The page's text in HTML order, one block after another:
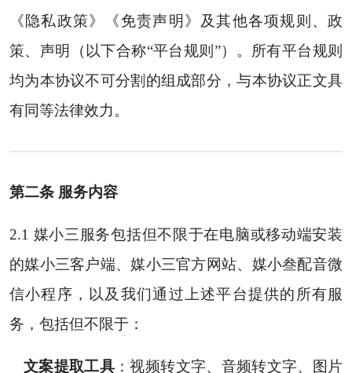
《隐私政策》《免责声明》及其他各项规则、政
策、声明（以下合称“平台规则”）。所有平台规则
均为本协议不可分割的组成部分，与本协议正文具
有同等法律效力。
第二条 服务内容
2.1 媒小三服务包括但不限于在电脑或移动端安装
的媒小三客户端、媒小三官方网站、媒小叁配音微
信小程序，以及我们通过上述平台提供的所有服
务，包括但不限于：
文案提取工具 ：视频转文字、音频转文字、图片